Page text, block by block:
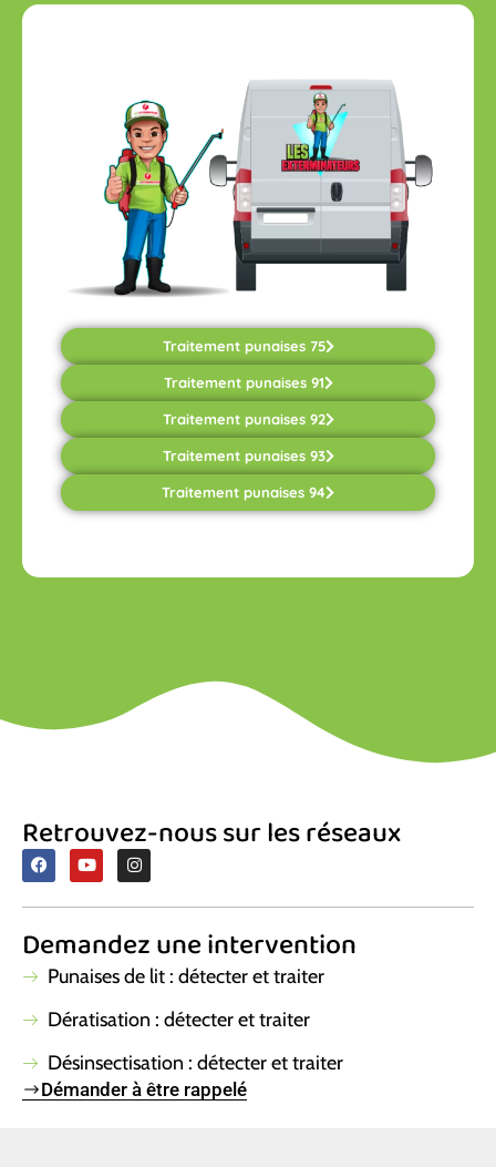
Traitement punaises 75
Traitement punaises 91
Traitement punaises 92
Traitement punaises 93
Traitement punaises 94
Retrouvez-nous sur les réseaux
F
a
c
e
o
o
k
Y
o
u
t
b
e
I
n
s
t
g
r
a
m
Demandez une intervention
Punaises de lit : détecter et traiter
Dératisation : détecter et traiter
Désinsectisation : détecter et traiter
Démander à être rappelé